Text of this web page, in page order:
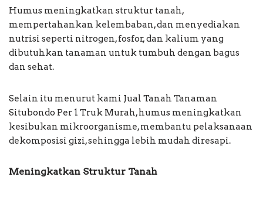
Humus meningkatkan struktur tanah,
mempertahankan kelembaban, dan menyediakan
nutrisi seperti nitrogen, fosfor, dan kalium yang
dibutuhkan tanaman untuk tumbuh dengan bagus
dan sehat.
Selain itu menurut kami Jual Tanah Tanaman
Situbondo Per 1 Truk Murah, humus meningkatkan
kesibukan mikroorganisme, membantu pelaksanaan
dekomposisi gizi, sehingga lebih mudah diresapi.
Meningkatkan Struktur Tanah